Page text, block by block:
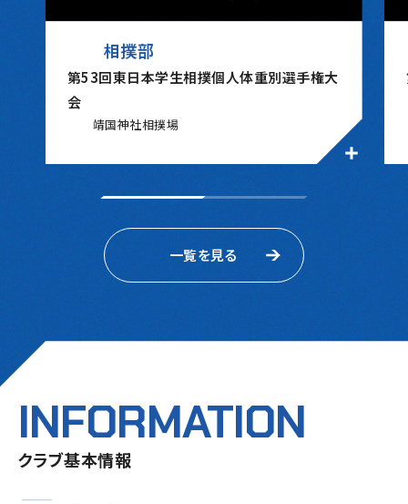
相撲部
第53回東日本学生相撲個人体重別選手権大
会
靖国神社相撲場
一覧を見る
INFORMATION
クラブ基本情報